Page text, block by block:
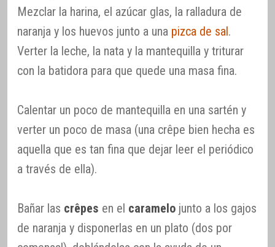
Mezclar la harina, el azúcar glas, la ralladura de
naranja y los huevos junto a una pizca de sal.
Verter la leche, la nata y la mantequilla y triturar
con la batidora para que quede una masa fina.
Calentar un poco de mantequilla en una sartén y
verter un poco de masa (una crêpe bien hecha es
aquella que es tan fina que dejar leer el periódico
a través de ella).
Bañar las crêpes en el caramelo junto a los gajos
de naranja y disponerlas en un plato (dos por